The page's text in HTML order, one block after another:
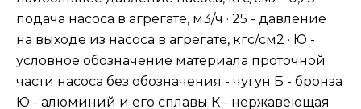
подача насоса в агрегате, м3/ч · 25 - давление
на выходе из насоса в агрегате, кгс/см2 · Ю -
условное обозначение материала проточной
части насоса без обозначения - чугун Б - бронза
Ю - алюминий и его сплавы К - нержавеющая